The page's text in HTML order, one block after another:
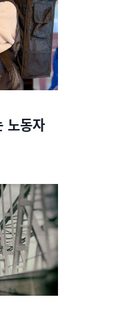
노동자